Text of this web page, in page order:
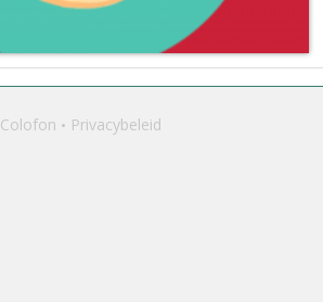
Colofon Privacybeleid